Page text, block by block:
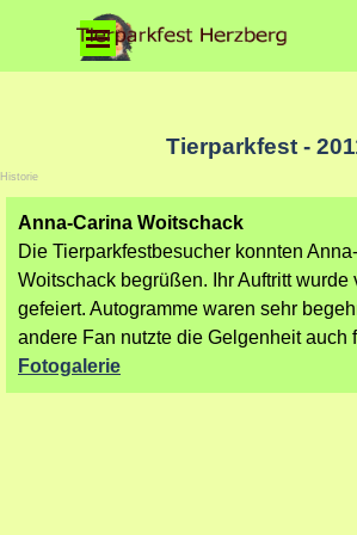
Direkt zum Seiteninhalt
Menü überspringen
Tierparkfest -
Historie
Anna-Carina Woitschack
Die Tierparkfestbesucher konnten
Woitschack begrüßen. Ihr Auftritt wurde
gefeiert. Autogramme waren sehr
andere Fan nutzte die Gelgenheit auch
Fotogalerie